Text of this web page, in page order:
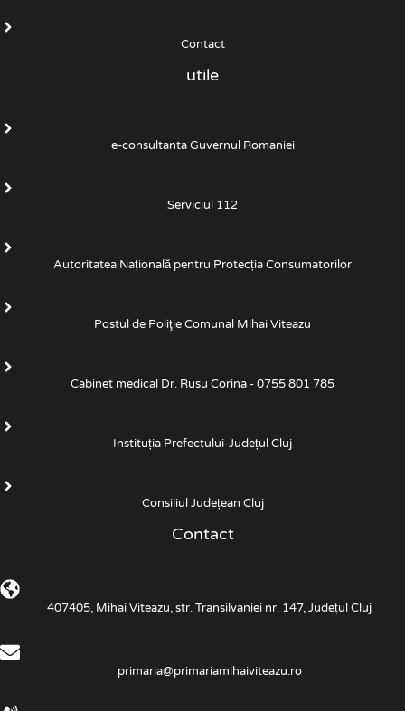
Contact
utile
e-consultanta Guvernul Romaniei
Serviciul 112
Autoritatea Națională pentru Protecția Consumatorilor
Postul de Poliţie Comunal Mihai Viteazu
Cabinet medical Dr. Rusu Corina - 0755 801 785
Instituția Prefectului-Județul Cluj
Consiliul Județean Cluj
Contact
407405, Mihai Viteazu, str. Transilvaniei nr. 147, Județul Cluj
primaria@primariamihaiviteazu.ro